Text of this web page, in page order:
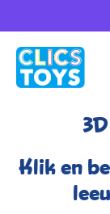
inhoud
Klik en